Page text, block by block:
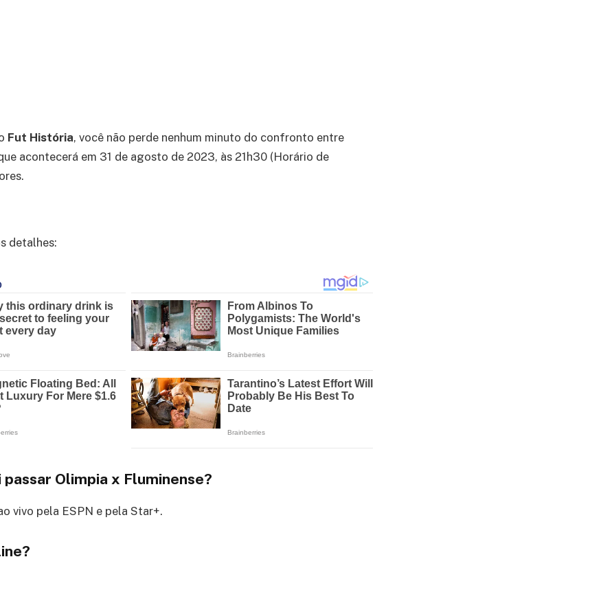
Fut História, você não perde nenhum minuto do confronto entre
acontecerá em 31 de agosto de 2023, às 21h30 (Horário de
detalhes:
passar Olimpia x Fluminense?
vivo pela ESPN e pela Star+.